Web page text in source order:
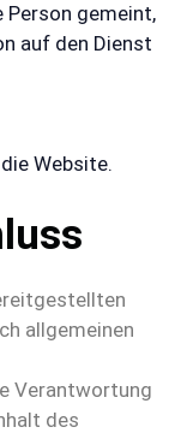
Person gemeint,
auf den Dienst
Website.
allgemeinen
Verantwortung
des